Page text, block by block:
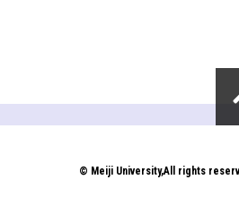
© Meiji University,All rights